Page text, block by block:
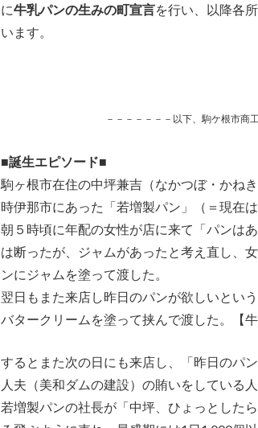
に牛乳パンの生みの町宣言を行い、以降各
います。
－－－－－－－以下、駒ケ根市商
■誕生エピソード■
駒ヶ根市在住の中坪兼吉（なかつぼ・かね
時伊那市にあった「若増製パン」（＝現在
朝５時頃に年配の女性が店に来て「パンは
は断ったが、ジャムがあったと考え直し、
ンにジャムを塗って渡した。
翌日もまた来店し昨日のパンが欲しいとい
バタークリームを塗って挟んで渡した。【牛
するとまた次の日にも来店し、「昨日のパ
人夫（美和ダムの建設）の賄いをしている
若増製パンの社長が「中坪、ひょっとした